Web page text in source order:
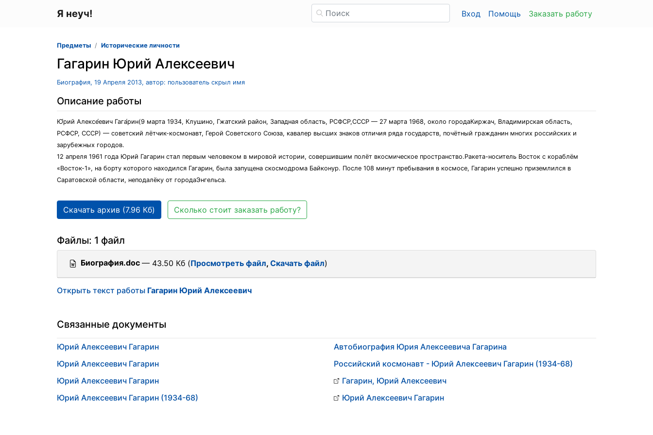
Я неуч! Вход Помощь Заказать работу
Предметы Исторические личности
Гагарин Юрий Алексеевич
Биография, 19 Апреля 2013, автор: пользователь скрыл имя
Описание работы
Ю́рий Алексе́евич Гага́рин(9 марта 1934, Клушино, Гжатский район, Западная область, РСФСР,СССР — 27 марта 1968, около городаКиржач, Владимирская область,
РСФСР, СССР) — советский лётчик-космонавт, Герой Советского Союза, кавалер высших знаков отличия ряда государств, почётный гражданин многих российских и
зарубежных городов.
12 апреля 1961 года Юрий Гагарин стал первым человеком в мировой истории, совершившим полёт вкосмическое пространство.Ракета-носитель Восток с кораблём
«Восток-1», на борту которого находился Гагарин, была запущена скосмодрома Байконур. После 108 минут пребывания в космосе, Гагарин успешно приземлился в
Саратовской области, неподалёку от городаЭнгельса.
Скачать архив (7.96 Кб) Сколько стоит заказать работу?
Файлы: 1 файл
Биография.doc — 43.50 Кб (Просмотреть файл, Скачать файл)
Открыть текст работы Гагарин Юрий Алексеевич
Связанные документы
Юрий Алексеевич Гагарин
Юрий Алексеевич Гагарин
Юрий Алексеевич Гагарин
Юрий Алексеевич Гагарин (1934-68)
Автобиография Юрия Алексеевича Гагарина
Российский космонавт - Юрий Алексеевич Гагарин (1934-68)
Гагарин, Юрий Алексеевич
Юрий Алексеевич Гагарин